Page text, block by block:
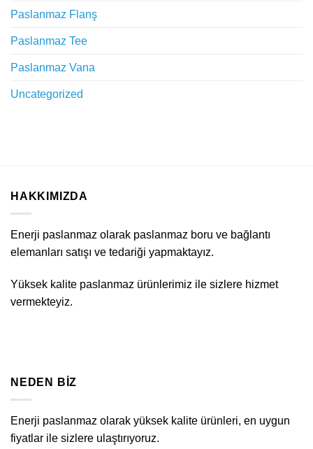
Paslanmaz Flanş
Paslanmaz Tee
Paslanmaz Vana
Uncategorized
HAKKIMIZDA
Enerji paslanmaz olarak paslanmaz boru ve bağlantı
elemanları satışı ve tedariği yapmaktayız.
Yüksek kalite paslanmaz ürünlerimiz ile sizlere hizmet
vermekteyiz.
NEDEN BIZ
Enerji paslanmaz olarak yüksek kalite ürünleri, en uygun
fiyatlar ile sizlere ulaştırıyoruz.